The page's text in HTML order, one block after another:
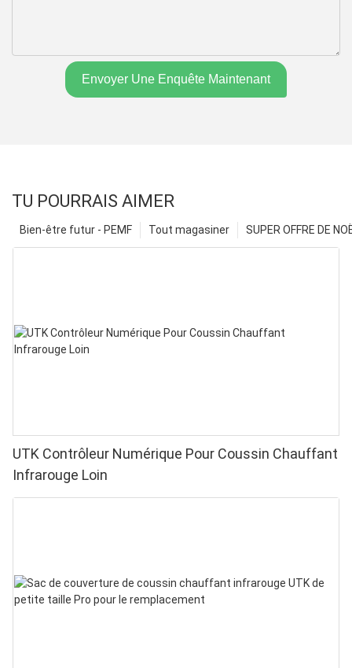
Envoyer Une Enquête Maintenant
TU POURRAIS AIMER
SUPER OFFRE DE
Tout magasiner
Bien-être futur - PEMF
UTK Contrôleur Numérique Pour Coussin Chauffant
Infrarouge Loin